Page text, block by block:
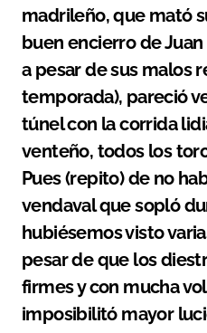
madrileño, que mató
buen encierro de
a pesar de sus malos
temporada), pareció
túnel con la corrida
venteño, todos los
Pues (repito) de no
vendaval que sopló
hubiésemos visto
pesar de que los
firmes y con mucha
imposibilitó mayor